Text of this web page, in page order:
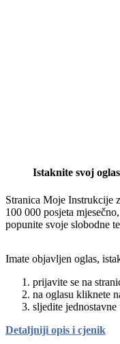
Istaknite svoj
Stranica Moje Instrukcije
100 000 posjeta
popunite svoje slobodne
Imate objavljen oglas,
prijavite se na
na oglasu kliknete
sljedite jednostavne
Detaljniji opis i cjenik